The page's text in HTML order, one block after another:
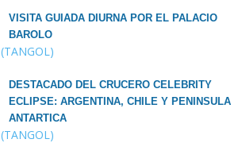
VISITA GUIADA DIURNA POR EL PALACIO
BAROLO
(TANGOL)
DESTACADO DEL CRUCERO CELEBRITY
ECLIPSE: ARGENTINA, CHILE Y PENINSULA
ANTARTICA
(TANGOL)